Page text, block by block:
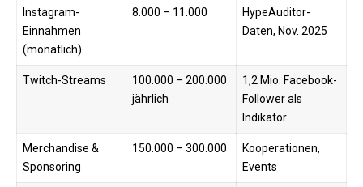
Instagram-
Einnahmen
(monatlich)
8.000 – 11.000
HypeAuditor-
Daten, Nov. 2025
Twitch-Streams
100.000 – 200.000
jährlich
1,2 Mio. Facebook-
Follower als
Indikator ​
Merchandise &
Sponsoring
150.000 – 300.000
Kooperationen,
Events ​